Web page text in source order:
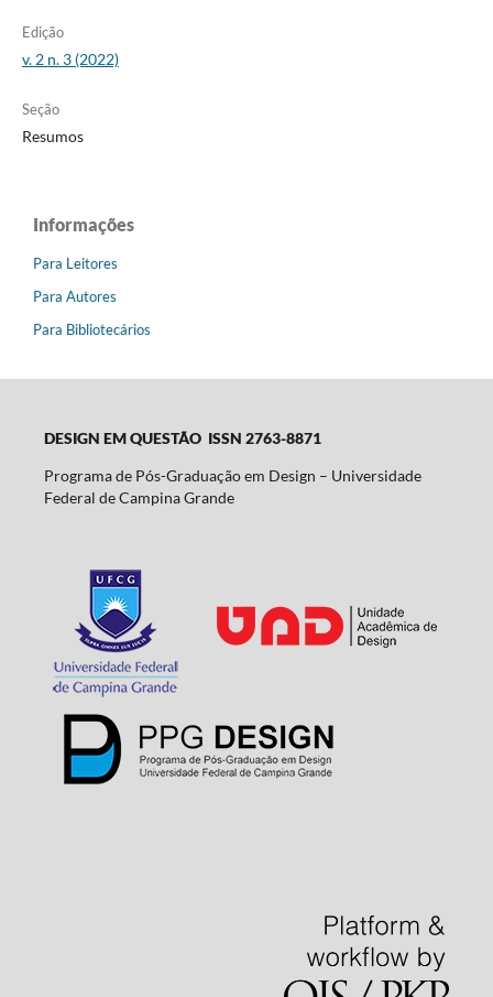
Edição
v. 2 n. 3 (2022)
Seção
Resumos
Informações
Para Leitores
Para Autores
Para Bibliotecários
DESIGN EM QUESTÃO ISSN 2763-8871
Programa de Pós-Graduação em Design – Universidade
Federal de Campina Grande